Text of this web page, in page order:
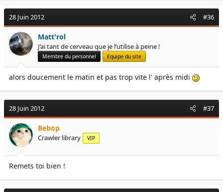
28 Juin 2012 #36
Matt'rol
J’ai tant de cerveau que je l’utilise à peine !
Membre du personnel Equipe du site
alors doucement le matin et pas trop vite l' après midi
28 Juin 2012 #37
Bebop
Crawler library VIP
Remets toi bien !